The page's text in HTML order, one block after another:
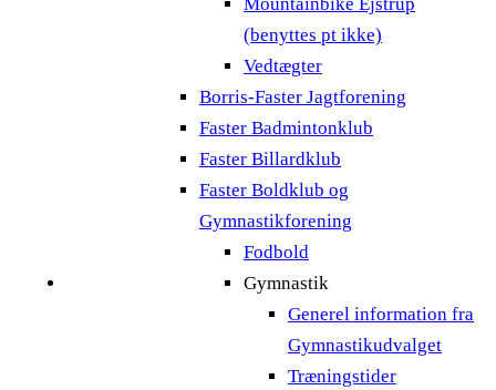
(benyttes pt ikke)
Vedtægter
Borris-Faster Jagtforening
Faster Badmintonklub
Faster Billardklub
Faster Boldklub og
Gymnastikforening
Fodbold
Gymnastik
Generel information fra
Gymnastikudvalget
Træningstider